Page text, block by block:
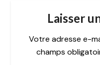
Laisser
Votre adresse e-
champs